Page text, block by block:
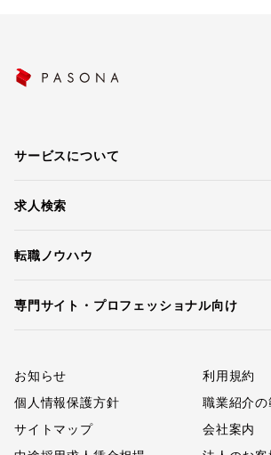
サービスについて
求人検索
転職ノウハウ
専門サイト・プロフェッショナル向け
お知らせ
利用規約
個人情報保護方針
職業紹介
サイトマップ
会社案内